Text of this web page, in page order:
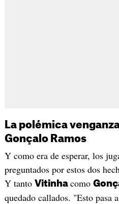
La polémica
Gonçalo Ramos
Y como era de esperar, los
preguntados por estos dos
Y tanto Vitinha como
quedado callados. "Esto pasa